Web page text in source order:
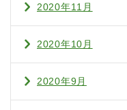
2020年11月
2020年10月
2020年9月